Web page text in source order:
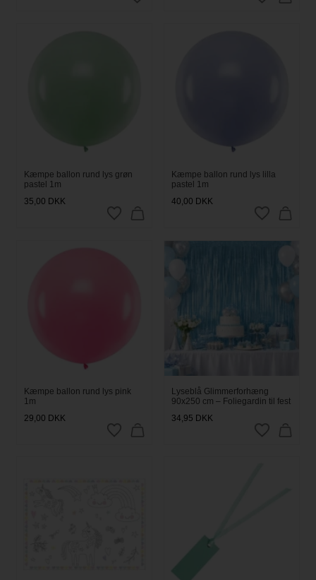
Kæmpe ballon rund lys grøn
pastel 1m
35,00 DKK
Kæmpe ballon rund lys lilla
pastel 1m
40,00 DKK
Kæmpe ballon rund lys pink
1m
29,00 DKK
Lyseblå Glimmerforhæng
90x250 cm – Foliegardin til fest
34,95 DKK